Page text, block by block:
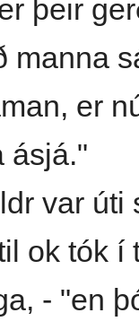
þeir
manna
er
ásjá."
var úti
ok tók í
- "en